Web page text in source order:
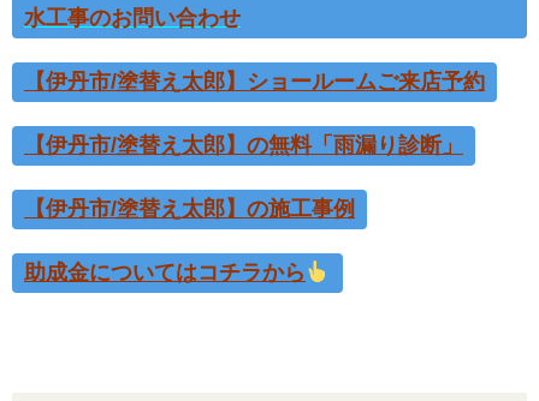
水工事のお問い合わせ
【伊丹市/塗替え太郎】ショールームご来店予約
【伊丹市/塗替え太郎】の無料「雨漏り診断」
【伊丹市/塗替え太郎】の施工事例
助成金についてはコチラから